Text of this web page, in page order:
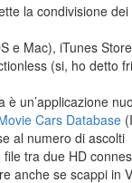
la condivisione
e Mac), iTunes
(si, ho detto
un’applicazione
Cars Database
al numero di ascolti
tra due HD
anche se scappi in